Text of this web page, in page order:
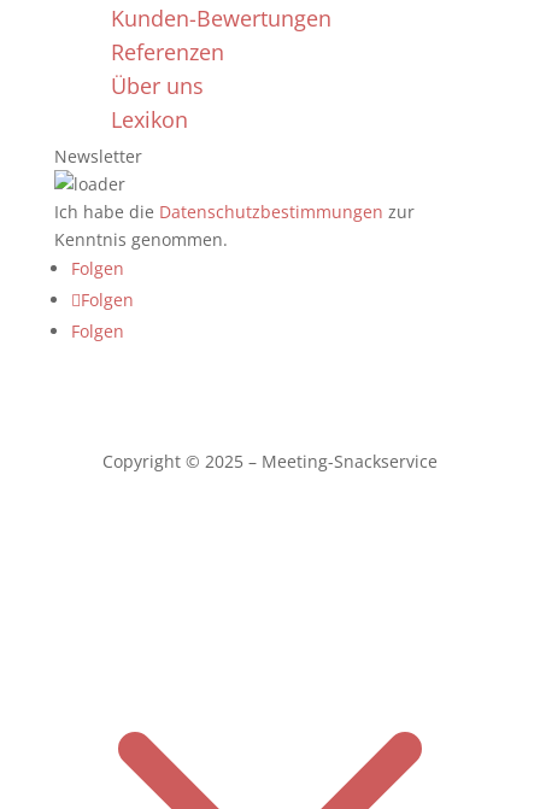
Kunden-Bewertungen
Referenzen
Über uns
Lexikon
Newsletter
Ich habe die Datenschutzbestimmungen zur
Kenntnis genommen.
Folgen
Folgen
Folgen
Copyright © 2025 – Meeting-Snackservice